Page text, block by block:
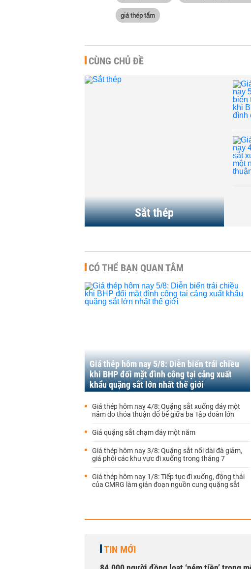
giá thép tấm
CÙNG CHỦ ĐỀ
Sắt thép
CÓ THỂ BẠN QUAN TÂM
Giá thép hôm nay 5/8: Diễn biến trái chiều
khi BHP đối mặt đình công tại cảng xuất
khẩu quặng sắt lớn nhất thế giới
Giá thép hôm nay 4/8: Quặng sắt xuống đáy một
năm do thỏa thuận đổ bể giữa ba Tập đoàn lớn
Giá quặng sắt chạm đáy một năm
Giá thép hôm nay 3/8: Quặng sắt nối dài đà giảm,
giá phôi các khu vực đi xuống trong tháng 7
Giá thép hôm nay 1/8: Tiếp tục đi xuống, động thái
của CMRG làm gián đoạn nguồn cung quặng sắt
TIN MỚI